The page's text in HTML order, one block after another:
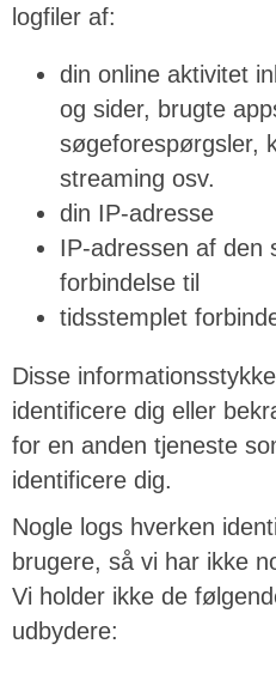
logfiler af:
din online aktivitet
og sider, brugte
søgeforespørgsler,
streaming osv.
din IP-adresse
IP-adressen af den
forbindelse til
tidsstemplet
Disse
identificere dig eller
for en anden tjeneste
identificere dig.
Nogle logs hverken
brugere, så vi har ikke
Vi holder ikke de
udbydere: